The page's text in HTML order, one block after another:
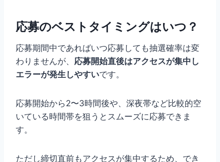
応募のベストタイミングはいつ？
応募期間中であればいつ応募しても抽選確率は変
わりませんが、 応募開始直後はアクセスが集中し
エラーが発生しやすいです。
応募開始から2〜3時間後や、深夜帯など比較的空
いている時間帯を狙うとスムーズに応募できま
す。
ただし締切直前もアクセスが集中するため、でき